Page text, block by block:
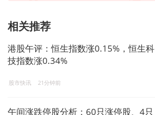
相关推荐
港股午评：恒生指数涨0.15%，恒生科
技指数涨0.34%
股市快讯 21分钟前
午间涨跌停股分析：60只涨停股、4只